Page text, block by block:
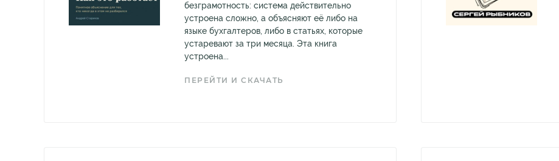
безграмотность: система действительно
устроена сложно, а объясняют её либо на
языке бухгалтеров, либо в статьях, которые
устаревают за три месяца. Эта книга
устроена...
ПЕРЕЙТИ И СКАЧАТЬ